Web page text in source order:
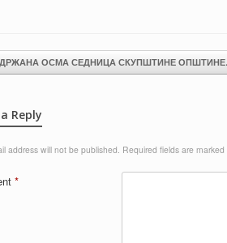
ОСМА СЕДНИЦА СКУПШТИНЕ
Reply
address will not be published. Required fields are marked
*